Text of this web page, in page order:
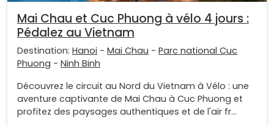
Mai Chau et Cuc Phuong à vélo 4 jours :
Pédalez au Vietnam
Destination: Hanoi - Mai Chau - Parc national Cuc
Phuong - Ninh Binh
Découvrez le circuit au Nord du Vietnam à Vélo : une
aventure captivante de Mai Chau à Cuc Phuong et
profitez des paysages authentiques et de l'air fr...